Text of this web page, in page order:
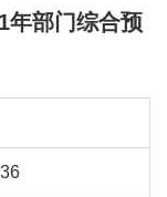
年部门综合预